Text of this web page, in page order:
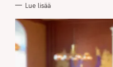
S
Lue lisää